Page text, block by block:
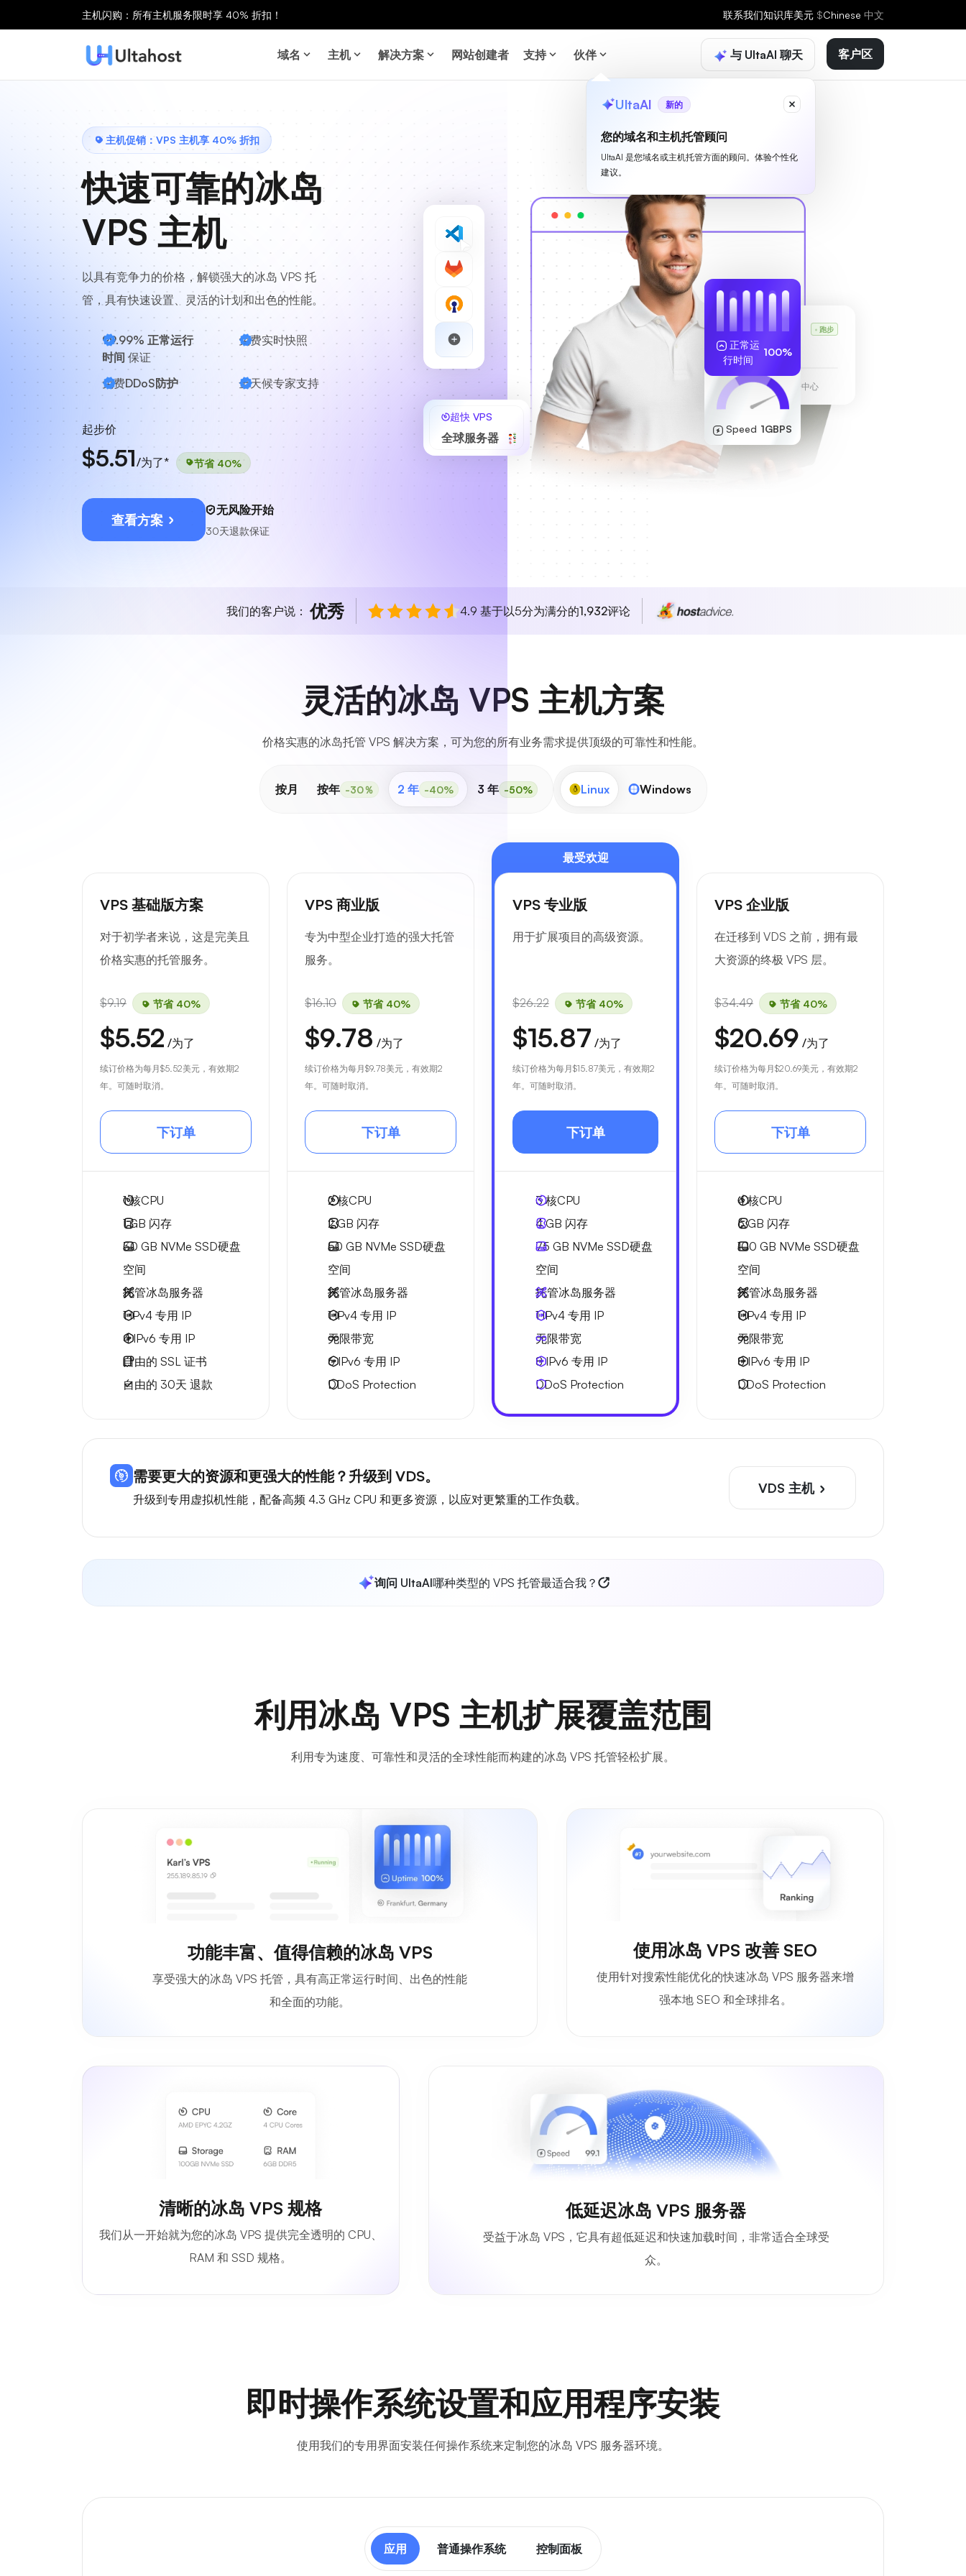
主机闪购：所有主机服务限时享 40% 折扣！ 联系我们知识库美元 $Chinese 中文
域名 主机 解决方案 网站创建者 支持 伙伴 与 UltaAI 聊天
UltaAI 新的
您的域名和主机托管顾问
UltaAI 是您域名或主机托管方面的顾问。体验个性化
建议。
客户区
主机促销：VPS 主机享 40% 折扣
快速可靠的冰岛
VPS 主机
以具有竞争力的价格，解锁强大的冰岛 VPS 托
管，具有快速设置、灵活的计划和出色的性能。
99.99% 正常运行
时间 保证
免费实时快照
免费DDoS防护 全天候专家支持
起步价
$5.51/为了* 节省 40%
查看方案
无风险开始
30天退款保证
Karl 的 VPS 跑步
255.189.85.19
法兰克福数据中心
Speed 1GBPS
正常运
行时间
100%
超快 VPS
全球服务器
我们的客户说：优秀 4.9 基于以5分为满分的1,932评论
灵活的冰岛 VPS 主机方案
价格实惠的冰岛托管 VPS 解决方案，可为您的所有业务需求提供顶级的可靠性和性能。
按月 按年 -30％ 2 年 -40% 3 年 -50% Linux Windows
VPS 基础版方案
对于初学者来说，这是完美且
价格实惠的托管服务。
$9.19 节省 40%
$5.52 /为了
续订价格为每月$5.52美元，有效期2
年。可随时取消。
下订单
1核CPU
1 GB 闪存
30 GB NVMe SSD硬盘
空间
托管冰岛服务器
1 IPv4 专用 IP
4 IPv6 专用 IP
自由的 SSL 证书
自由的 30天 退款
VPS 商业版
专为中型企业打造的强大托管
服务。
$16.10 节省 40%
$9.78 /为了
续订价格为每月$9.78美元，有效期2
年。可随时取消。
下订单
2核CPU
2 GB 闪存
50 GB NVMe SSD硬盘
空间
托管冰岛服务器
1 IPv4 专用 IP
无限带宽
6 IPv6 专用 IP
DDoS Protection
最受欢迎
VPS 专业版
用于扩展项目的高级资源。
$26.22 节省 40%
$15.87 /为了
续订价格为每月$15.87美元，有效期2
年。可随时取消。
下订单
3核CPU
4 GB 闪存
75 GB NVMe SSD硬盘
空间
托管冰岛服务器
1 IPv4 专用 IP
无限带宽
8 IPv6 专用 IP
DDoS Protection
VPS 企业版
在迁移到 VDS 之前，拥有最
大资源的终极 VPS 层。
$34.49 节省 40%
$20.69 /为了
续订价格为每月$20.69美元，有效期2
年。可随时取消。
下订单
4核CPU
6 GB 闪存
100 GB NVMe SSD硬盘
空间
托管冰岛服务器
1 IPv4 专用 IP
无限带宽
8 IPv6 专用 IP
DDoS Protection
需要更大的资源和更强大的性能？升级到 VDS。
升级到专用虚拟机性能，配备高频 4.3 GHz CPU 和更多资源，以应对更繁重的工作负载。
VDS 主机
询问 UltaAI哪种类型的 VPS 托管最适合我？
利用冰岛 VPS 主机扩展覆盖范围
利用专为速度、可靠性和灵活的全球性能而构建的冰岛 VPS 托管轻松扩展。
功能丰富、值得信赖的冰岛 VPS
享受强大的冰岛 VPS 托管，具有高正常运行时间、出色的性能
和全面的功能。
使用冰岛 VPS 改善 SEO
使用针对搜索性能优化的快速冰岛 VPS 服务器来增
强本地 SEO 和全球排名。
清晰的冰岛 VPS 规格
我们从一开始就为您的冰岛 VPS 提供完全透明的 CPU、
RAM 和 SSD 规格。
低延迟冰岛 VPS 服务器
受益于冰岛 VPS，它具有超低延迟和快速加载时间，非常适合全球受
众。
即时操作系统设置和应用程序安装
使用我们的专用界面安装任何操作系统来定制您的冰岛 VPS 服务器环境。
应用 普通操作系统 控制面板